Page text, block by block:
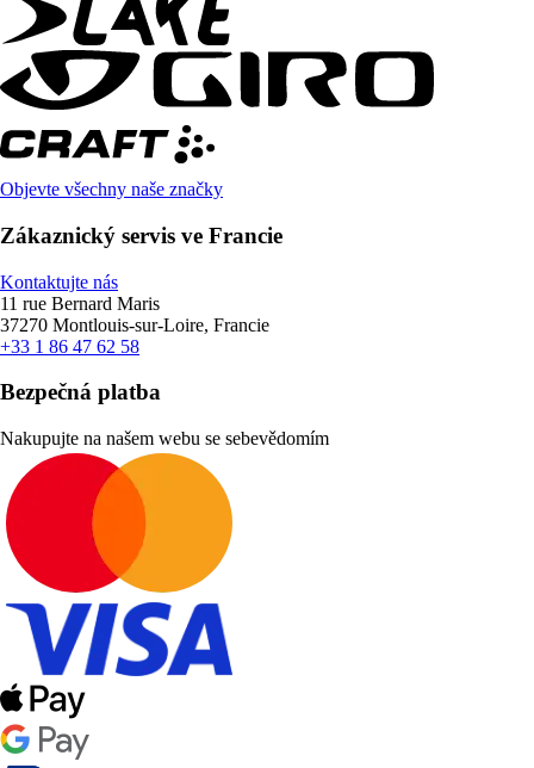
Objevte všechny naše značky
Zákaznický servis ve Francie
Kontaktujte nás
11 rue Bernard Maris
37270 Montlouis-sur-Loire, Francie
+33 1 86 47 62 58
Bezpečná platba
Nakupujte na našem webu se sebevědomím